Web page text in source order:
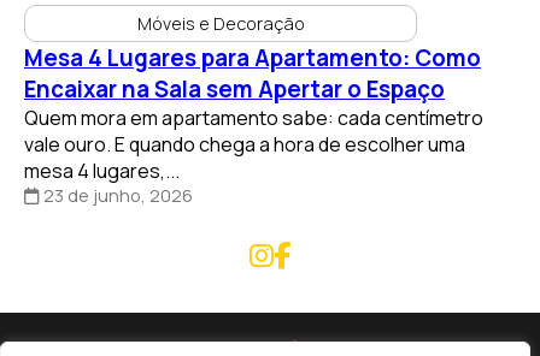
Mesa 4 Lugares para Apartamento: Como
Encaixar na Sala sem Apertar o Espaço
Quem mora em apartamento sabe: cada centímetro
vale ouro. E quando chega a hora de escolher uma
mesa 4 lugares,...
23 de junho, 2026